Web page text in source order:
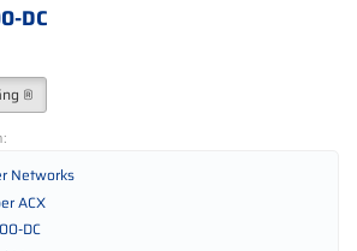
DC
®
Networks
ACX
DC